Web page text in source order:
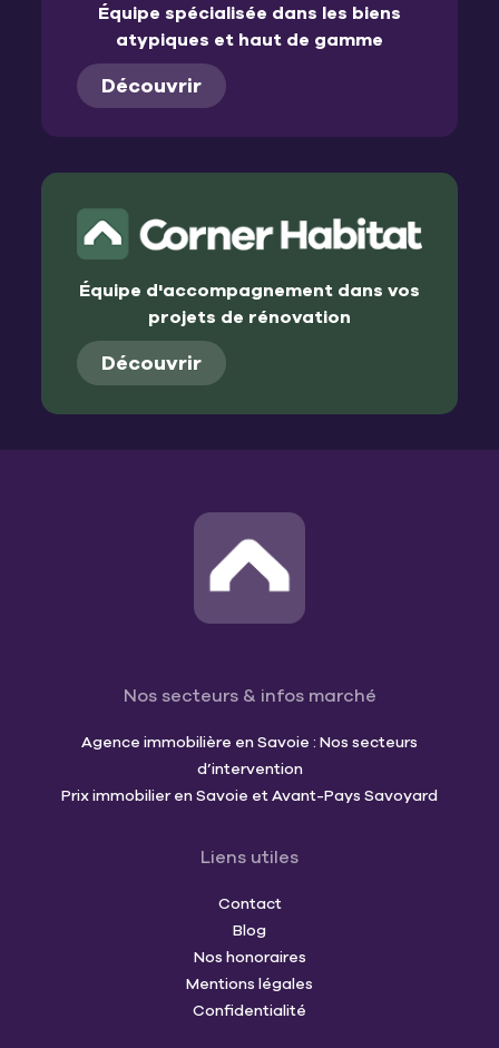
Équipe spécialisée dans les biens
atypiques et haut de gamme
Découvrir
Équipe d'accompagnement dans vos
projets de rénovation
Découvrir
Nos secteurs & infos marché
Agence immobilière en Savoie : Nos secteurs
d’intervention
Prix immobilier en Savoie et Avant-Pays Savoyard
Liens utiles
Contact
Blog
Nos honoraires
Mentions légales
Confidentialité